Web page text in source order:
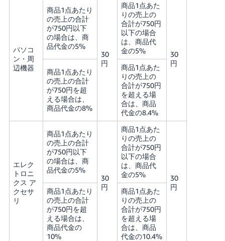
パソコ
ン・周
辺機器
商品1点あたり
の売上の合計
が750円以下
の場合は、商
品代金の5%
30
円
商品1点あた
りの売上の
合計が750円
以下の場合
は、商品代
金の5%
30
円
商品1点あたり
の売上の合計
が750円を超
える場合は、
商品代金の8%
商品1点あた
りの売上の
合計が750円
を超える場
合は、商品
代金の8.4%
エレク
トロニ
クス ア
クセサ
リ
商品1点あたり
の売上の合計
が750円以下
の場合は、商
品代金の5%
30
円
商品1点あた
りの売上の
合計が750円
以下の場合
は、商品代
金の5%
30
円
商品1点あたり
の売上の合計
が750円を超
える場合は、
商品代金の
10%
商品1点あた
りの売上の
合計が750円
を超える場
合は、商品
代金の10.4%